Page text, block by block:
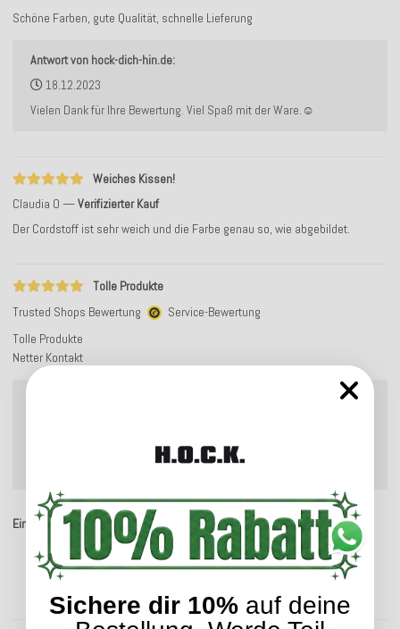
Schöne Farben, gute Qualität, schnelle Lieferung
Antwort von hock-dich-hin.de:
18.12.2023
Vielen Dank für Ihre Bewertung. Viel Spaß mit der Ware.☺️
Weiches Kissen!
Claudia O
Verifizierter Kauf
Der Cordstoff ist sehr weich und die Farbe genau so, wie abgebildet.
Tolle Produkte
Trusted Shops Bewertung
Service-Bewertung
Tolle Produkte
Netter Kontakt
Vielen lieben Dank für Ihr Feedback! Es freut uns, dass Sie unsere
Produkte und den Kontakt schätzen.😊
Einträge insgesamt: 4
Kunden kauften dazu folgende Artikel:
Sichere dir 10% auf deine